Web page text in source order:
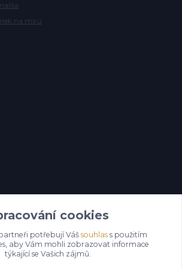
na míru
cookies
potřebují Váš souhlass použitím
aby Vám mohli zobrazovat informace
týkající se Vašich zájmů.